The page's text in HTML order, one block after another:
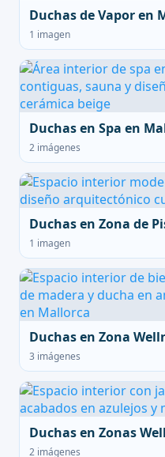
Duchas de Vapor en
1 imagen
Duchas en Spa en
2 imágenes
Duchas en Zona de
1 imagen
Duchas en Zona
3 imágenes
Duchas en Zonas
2 imágenes